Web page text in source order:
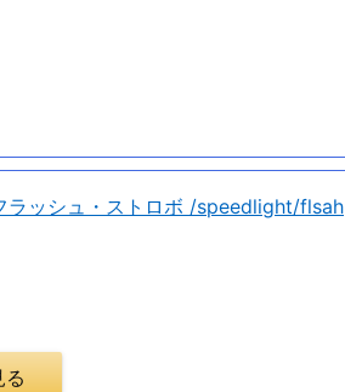
ラッシュ・ストロボ /speedlight/flsah
る